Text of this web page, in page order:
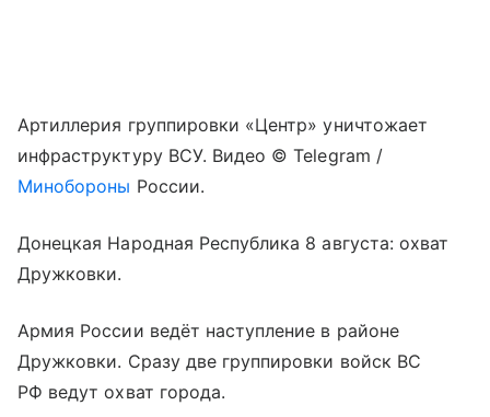
Артиллерия группировки «Центр» уничтожает
инфраструктуру ВСУ. Видео © Telegram /
Минобороны России.
Донецкая Народная Республика 8 августа: охват
Дружковки.
Армия России ведёт наступление в районе
Дружковки. Сразу две группировки войск ВС
РФ ведут охват города.